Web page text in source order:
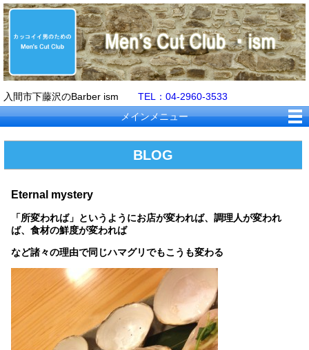
入間市下藤沢のBarber ism TEL：04-2960-3533
メインメニュー
BLOG
Eternal mystery
「所変われば」というようにお店が変われば、調理人が変われ
ば、食材の鮮度が変われば
など諸々の理由で同じハマグリでもこうも変わる